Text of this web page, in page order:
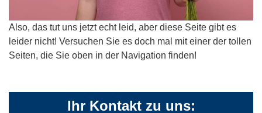
Also, das tut uns jetzt echt leid, aber diese Seite gibt es
leider nicht! Versuchen Sie es doch mal mit einer der tollen
Seiten, die Sie oben in der Navigation finden!
Ihr Kontakt zu uns: